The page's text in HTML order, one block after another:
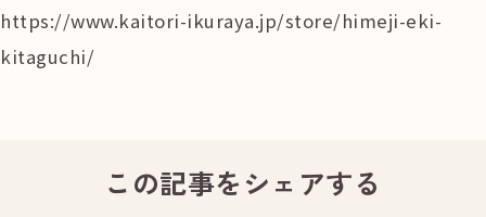
無 料
https://www.kaitori-ikuraya.jp/store/himeji-eki-
kitaguchi/
この記事をシェアする